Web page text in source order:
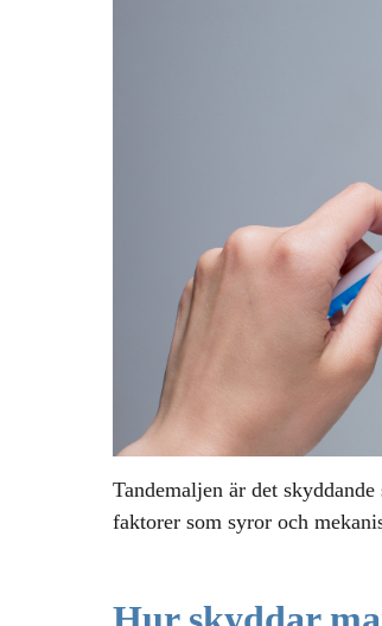
Tandemaljen är det
faktorer som syror och